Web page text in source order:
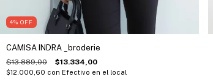
4% OFF
CAMISA INDRA _broderie
$13.889,00 $13.334,00
$12.000,60 con Efectivo en el local